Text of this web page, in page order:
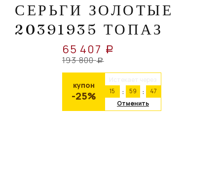
СЕРЬГИ ЗОЛОТЫЕ
20391935 ТОПАЗ
65 407 a
193 800 a
купон
-25%
15
59
46
Отменить